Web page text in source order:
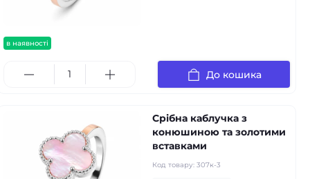
в наявності
До кошика
Срібна каблучка з
конюшиною та золотими
вставками
Код товару: 307к-3